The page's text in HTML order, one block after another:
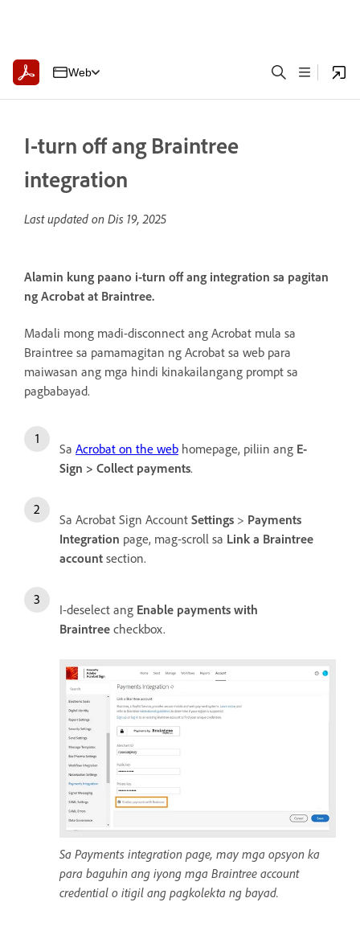
Web
I-turn off ang Braintree
integration
Last updated on Dis 19, 2025
Alamin kung paano i-turn off ang integration sa pagitan
ng Acrobat at Braintree.
Madali mong madi-disconnect ang Acrobat mula sa
Braintree sa pamamagitan ng Acrobat sa web para
maiwasan ang mga hindi kinakailangang prompt sa
pagbabayad.
Sa Acrobat on the web homepage, piliin ang E-
Sign > Collect payments.
Sa Acrobat Sign Account Settings > Payments
Integration page, mag-scroll sa Link a Braintree
account section.
I-deselect ang Enable payments with
Braintree checkbox.
Sa Payments integration page, may mga opsyon ka
para baguhin ang iyong mga Braintree account
credential o itigil ang pagkolekta ng bayad.